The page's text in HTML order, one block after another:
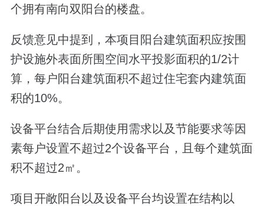
个拥有南向双阳台的楼盘。
反馈意见中提到，本项目阳台建筑面积应按围
护设施外表面所围空间水平投影面积的1/2计
算，每户阳台建筑面积不超过住宅套内建筑面
积的10%。
设备平台结合后期使用需求以及节能要求等因
素每户设置不超过2个设备平台，且每个建筑面
积不超过2㎡。
项目开敞阳台以及设备平台均设置在结构以